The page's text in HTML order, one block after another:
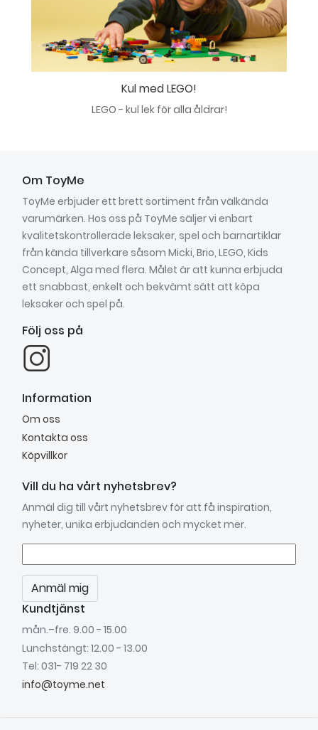
Kul med LEGO!
LEGO - kul lek för alla åldrar!
Om ToyMe
ToyMe erbjuder ett brett sortiment från välkända
varumärken. Hos oss på ToyMe säljer vi enbart
kvalitetskontrollerade leksaker, spel och barnartiklar
från kända tillverkare såsom Micki, Brio, LEGO, Kids
Concept, Alga med flera. Målet är att kunna erbjuda
ett snabbast, enkelt och bekvämt sätt att köpa
leksaker och spel på.
Följ oss på
Information
Om oss
Kontakta oss
Köpvillkor
Vill du ha vårt nyhetsbrev?
Anmäl dig till vårt nyhetsbrev för att få inspiration,
nyheter, unika erbjudanden och mycket mer.
Anmäl mig
Kundtjänst
mån.–fre. 9.00 - 15.00
Lunchstängt: 12.00 - 13.00
Tel: 031- 719 22 30
info@toyme.net